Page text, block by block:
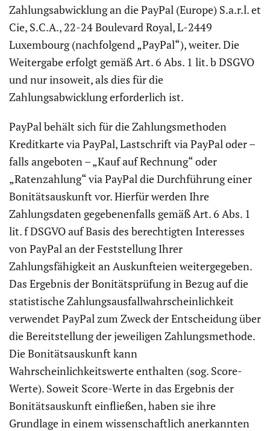
Zahlungsabwicklung an die PayPal (Europe) S.a.r.l. et
Cie, S.C.A., 22-24 Boulevard Royal, L-2449
Luxembourg (nachfolgend „PayPal“), weiter. Die
Weitergabe erfolgt gemäß Art. 6 Abs. 1 lit. b DSGVO
und nur insoweit, als dies für die
Zahlungsabwicklung erforderlich ist.
PayPal behält sich für die Zahlungsmethoden
Kreditkarte via PayPal, Lastschrift via PayPal oder –
falls angeboten – „Kauf auf Rechnung“ oder
„Ratenzahlung“ via PayPal die Durchführung einer
Bonitätsauskunft vor. Hierfür werden Ihre
Zahlungsdaten gegebenenfalls gemäß Art. 6 Abs. 1
lit. f DSGVO auf Basis des berechtigten Interesses
von PayPal an der Feststellung Ihrer
Zahlungsfähigkeit an Auskunfteien weitergegeben.
Das Ergebnis der Bonitätsprüfung in Bezug auf die
statistische Zahlungsausfallwahrscheinlichkeit
verwendet PayPal zum Zweck der Entscheidung über
die Bereitstellung der jeweiligen Zahlungsmethode.
Die Bonitätsauskunft kann
Wahrscheinlichkeitswerte enthalten (sog. Score-
Werte). Soweit Score-Werte in das Ergebnis der
Bonitätsauskunft einfließen, haben sie ihre
Grundlage in einem wissenschaftlich anerkannten